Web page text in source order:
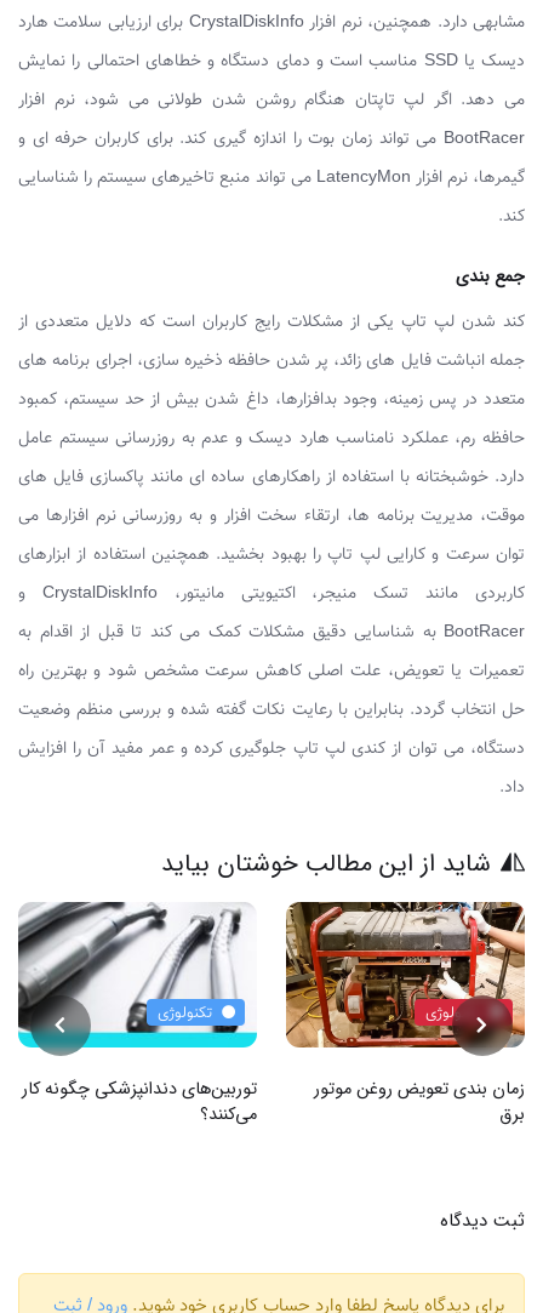
مشابهی دارد. همچنین، نرم ‌افزار CrystalDiskInfo برای ارزیابی سلامت هارد
دیسک یا SSD مناسب است و دمای دستگاه و خطاهای احتمالی را نمایش
می ‌دهد. اگر لپ ‌تاپتان هنگام روشن شدن طولانی می‌ شود، نرم‌ افزار
BootRacer می‌ تواند زمان بوت را اندازه ‌گیری کند. برای کاربران حرفه ‌ای و
گیمرها، نرم ‌افزار LatencyMon می ‌تواند منبع تاخیرهای سیستم را شناسایی
کند.
جمع بندی
کند شدن لپ ‌تاپ یکی از مشکلات رایج کاربران است که دلایل متعددی از
جمله انباشت فایل ‌های زائد، پر شدن حافظه ذخیره‌ سازی، اجرای برنامه‌ های
متعدد در پس‌ زمینه، وجود بدافزارها، داغ شدن بیش از حد سیستم، کمبود
حافظه رم، عملکرد نامناسب هارد دیسک و عدم به‌ روزرسانی سیستم عامل
دارد. خوشبختانه با استفاده از راهکارهای ساده ‌ای مانند پاکسازی فایل‌ های
موقت، مدیریت برنامه‌ ها، ارتقاء سخت ‌افزار و به‌ روزرسانی نرم ‌افزارها می‌
توان سرعت و کارایی لپ‌ تاپ را بهبود بخشید. همچنین استفاده از ابزارهای
کاربردی مانند تسک منیجر، اکتیویتی مانیتور، CrystalDiskInfo و
BootRacer به شناسایی دقیق مشکلات کمک می‌ کند تا قبل از اقدام به
تعمیرات یا تعویض، علت اصلی کاهش سرعت مشخص شود و بهترین راه‌
حل انتخاب گردد. بنابراین با رعایت نکات گفته شده و بررسی منظم وضعیت
دستگاه، می ‌توان از کندی لپ‌ تاپ جلوگیری کرده و عمر مفید آن را افزایش
داد.
شاید از این مطالب خوشتان بیاید
تکنولوژی
زمان‌ بندی تعویض روغن موتور
برق
تکنولوژی
توربین‌های دندانپزشکی چگونه کار
می‌کنند؟
ثبت دیدگاه
برای دیدگاه پاسخ لطفا وارد حساب کاربری خود شوید. ورود / ثبت